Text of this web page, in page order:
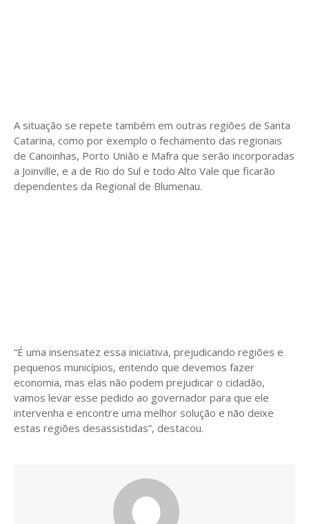
A situação se repete também em outras regiões de Santa
Catarina, como por exemplo o fechamento das regionais
de Canoinhas, Porto União e Mafra que serão incorporadas
a Joinville, e a de Rio do Sul e todo Alto Vale que ficarão
dependentes da Regional de Blumenau.
“É uma insensatez essa iniciativa, prejudicando regiões e
pequenos municípios, entendo que devemos fazer
economia, mas elas não podem prejudicar o cidadão,
vamos levar esse pedido ao governador para que ele
intervenha e encontre uma melhor solução e não deixe
estas regiões desassistidas”, destacou.